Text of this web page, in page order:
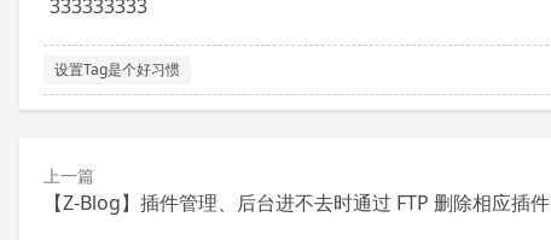
333333333
设置Tag是个好习惯
上一篇
【Z-Blog】插件管理、后台进不去时通过 FTP 删除相应插件